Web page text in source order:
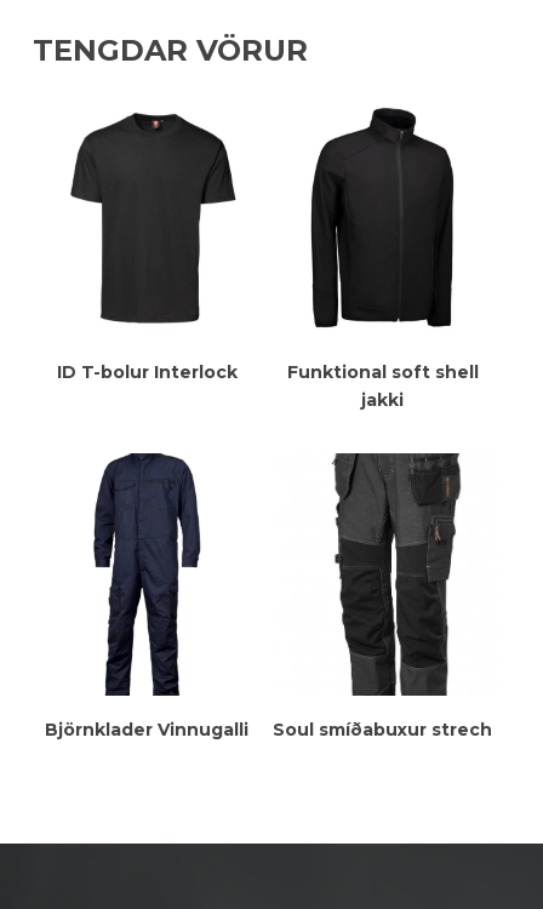
TENGDAR VÖRUR
Meiri Upplýsingar
ID T-bolur Interlock Meiri Upplýsingar
Funktional soft shell
jakki
Meiri Upplýsingar
Björnklader Vinnugalli Meiri Upplýsingar
Soul smíðabuxur strech